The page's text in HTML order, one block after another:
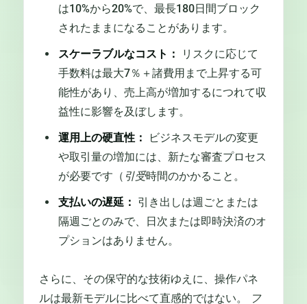
は10%から20%で、最長180日間ブロック
されたままになることがあります。
スケーラブルなコスト：
リスクに応じて
手数料は最大7％＋諸費用まで上昇する可
能性があり、売上高が増加するにつれて収
益性に影響を及ぼします。
運用上の硬直性：
ビジネスモデルの変更
や取引量の増加には、新たな審査プロセス
が必要です（ 引受時間のかかること。
支払いの遅延： 引き出しは週ごとまたは
隔週ごとのみで、日次または即時決済のオ
プションはありません。
さらに、その保守的な技術ゆえに、操作パネ
ルは最新モデルに比べて直感的ではない。
フ